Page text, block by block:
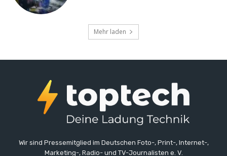
Mehr laden
Wir sind Pressemitglied im Deutschen Foto-, Print-, Internet-,
Marketing-, Radio- und TV-Journalisten e. V.